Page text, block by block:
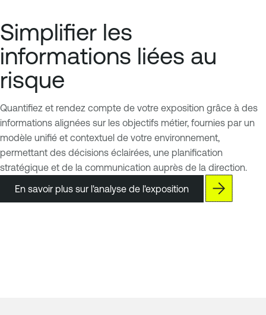
Simplifier les
informations liées au
risque
Quantifiez et rendez compte de votre exposition grâce à des
informations alignées sur les objectifs métier, fournies par un
modèle unifié et contextuel de votre environnement,
permettant des décisions éclairées, une planification
stratégique et de la communication auprès de la direction.
En savoir plus sur l'analyse de l'exposition